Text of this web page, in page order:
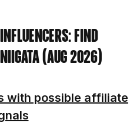
Find
(Aug 2026)
with possible affiliate